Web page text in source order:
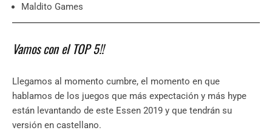
Maldito Games
Vamos con el TOP 5!!
Llegamos al momento cumbre, el momento en que
hablamos de los juegos que más expectación y más hype
están levantando de este Essen 2019 y que tendrán su
versión en castellano.